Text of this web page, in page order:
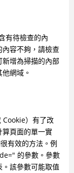
有待檢查的內
容不夠，請檢查
增為掃描的內部
網域。
Cookie）有了改
頁面的單一實
有效的方法。例
的參數。參數
該參數可能取值